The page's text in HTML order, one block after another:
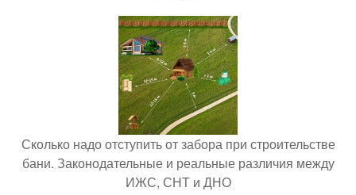
Сколько надо отступить от забора при строительстве
бани. Законодательные и реальные различия между
ИЖС, СНТ и ДНО